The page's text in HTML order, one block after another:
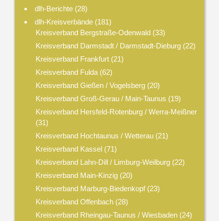
dlh-Berichte (28)
dlh-Kreisverbände (181)
Kreisverband Bergstraße-Odenwald(33)
Kreisverband Darmstadt / Darmstadt-Dieburg(22)
Kreisverband Frankfurt(21)
Kreisverband Fulda(62)
Kreisverband Gießen / Vogelsberg(20)
Kreisverband Groß-Gerau / Main-Taunus (19)
Kreisverband Hersfeld-Rotenburg / Werra-Meißner
(31)
Kreisverband Hochtaunus / Wetterau(21)
Kreisverband Kassel(71)
Kreisverband Lahn-Dill / Limburg-Weilburg(22)
Kreisverband Main-Kinzig(20)
Kreisverband Marburg-Biedenkopf(23)
Kreisverband Offenbach(28)
Kreisverband Rheingau-Taunus / Wiesbaden(24)